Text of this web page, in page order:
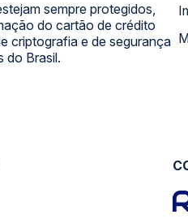
sempre protegidos,
do cartão de crédito
criptografia e de segurança
do Brasil.